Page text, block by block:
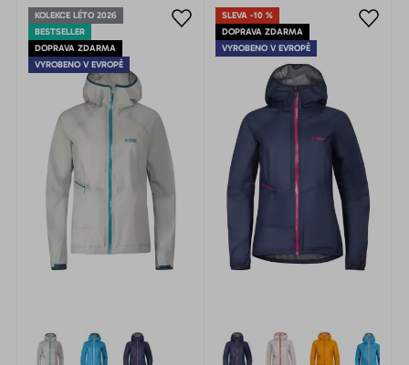
KOLEKCE LÉTO 2026
BESTSELLER
DOPRAVA ZDARMA
VYROBENO V EVROPĚ
SLEVA -10 %
DOPRAVA ZDARMA
VYROBENO V EVROPĚ